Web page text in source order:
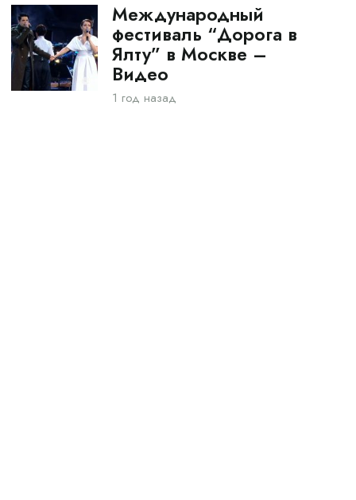
Международный
фестиваль “Дорога в
Ялту” в Москве –
Видео
1 год назад